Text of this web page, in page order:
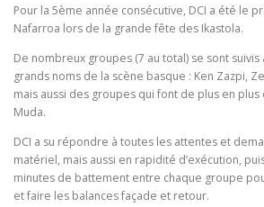
Pour la 5ème année consécutive, DCI a été le
Nafarroa lors de la grande fête des Ikastola.
De nombreux groupes (7 au total) se sont
grands noms de la scène basque : Ken Zazpi,
mais aussi des groupes qui font de plus en
Muda.
DCI a su répondre à toutes les attentes et
matériel, mais aussi en rapidité d’exécution,
minutes de battement entre chaque groupe
et faire les balances façade et retour.